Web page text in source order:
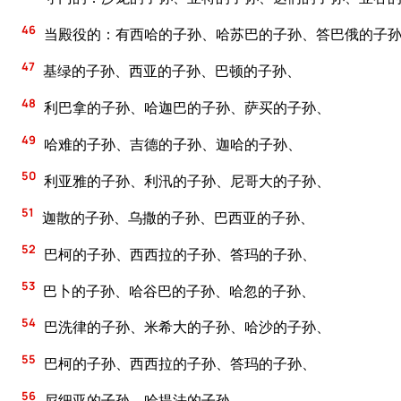
46 当殿役的：有西哈的子孙、哈苏巴的子孙、答巴俄的子
47 基绿的子孙、西亚的子孙、巴顿的子孙、
48 利巴拿的子孙、哈迦巴的子孙、萨买的子孙、
49 哈难的子孙、吉德的子孙、迦哈的子孙、
50 利亚雅的子孙、利汛的子孙、尼哥大的子孙、
51 迦散的子孙、乌撒的子孙、巴西亚的子孙、
52 巴柯的子孙、西西拉的子孙、答玛的子孙、
53 巴卜的子孙、哈谷巴的子孙、哈忽的子孙、
54 巴洗律的子孙、米希大的子孙、哈沙的子孙、
55 巴柯的子孙、西西拉的子孙、答玛的子孙、
56